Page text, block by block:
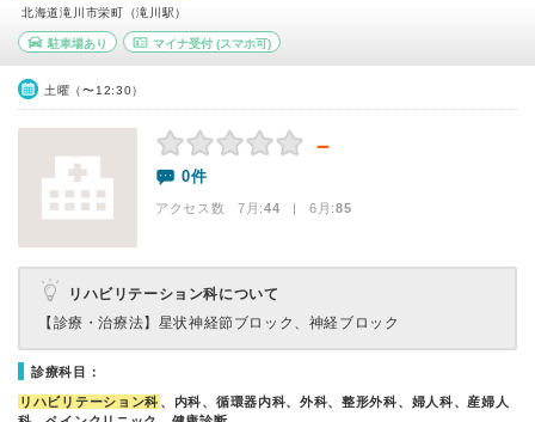
北海道滝川市栄町（滝川駅）
駐車場あり マイナ受付(スマホ可)
土曜（〜12:30）
－
0件
アクセス数 7月:44 | 6月:85
リハビリテーション科について
【診療・治療法】 星状神経節ブロック、神経ブロック
診療科目：
リハビリテーション科 、内科、循環器内科、外科、整形外科、婦人科、産婦人